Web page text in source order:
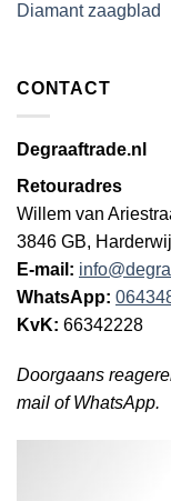
Diamant zaagblad
CONTACT
Degraaftrade.nl
Retouradres
Willem van
3846 GB,
E-mail:
WhatsApp:
KvK: 66342228
Doorgaans
mail of WhatsApp.